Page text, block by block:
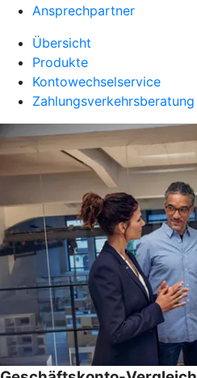
Ansprechpartner
Übersicht
Produkte
Kontowechselservice
Zahlungsverkehrsberatung